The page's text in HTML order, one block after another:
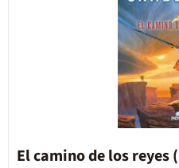
El camino de los reyes